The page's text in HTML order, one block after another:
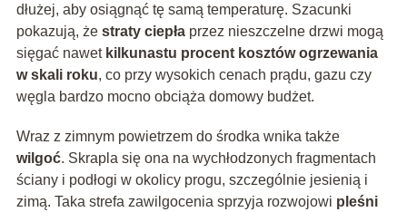
dłużej, aby osiągnąć tę samą temperaturę. Szacunki
pokazują, że straty ciepłaprzez nieszczelne drzwi mogą
sięgać nawet kilkunastu procent kosztów ogrzewania
w skali roku, co przy wysokich cenach prądu, gazu czy
węgla bardzo mocno obciąża domowy budżet.
Wraz z zimnym powietrzem do środka wnika także
wilgoć. Skrapla się ona na wychłodzonych fragmentach
ściany i podłogi w okolicy progu, szczególnie jesienią i
zimą. Taka strefa zawilgocenia sprzyja rozwojowi pleśni